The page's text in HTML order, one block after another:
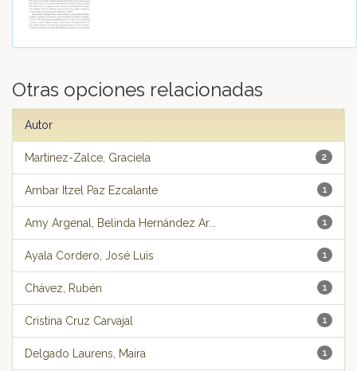
Otras opciones relacionadas
Autor
2
Martínez-Zalce, Graciela
1
Ambar Itzel Paz Ezcalante
1
Amy Argenal, Belinda Hernández Ar...
1
Ayala Cordero, José Luis
1
Chávez, Rubén
1
Cristina Cruz Carvajal
1
Delgado Laurens, Maira